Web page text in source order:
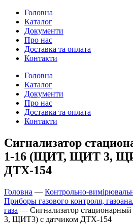
Головна
Каталог
Документи
Про нас
Доставка та оплата
Контакти
Головна
Каталог
Документи
Про нас
Доставка та оплата
Контакти
Сигнализатор
1-16 (ЩИТ, ЩИТ 3,
ДТХ-154
Головна — Контрольно-
Приборы газового контроля,
газа — Сигнализатор
3, ЩИТ3) с датчиком ДТХ-154